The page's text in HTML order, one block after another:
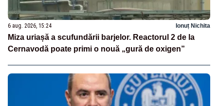
6 aug. 2026, 15:24 Ionuț Nichita
Miza uriașă a scufundării barjelor. Reactorul 2 de la
Cernavodă poate primi o nouă „gură de oxigen”